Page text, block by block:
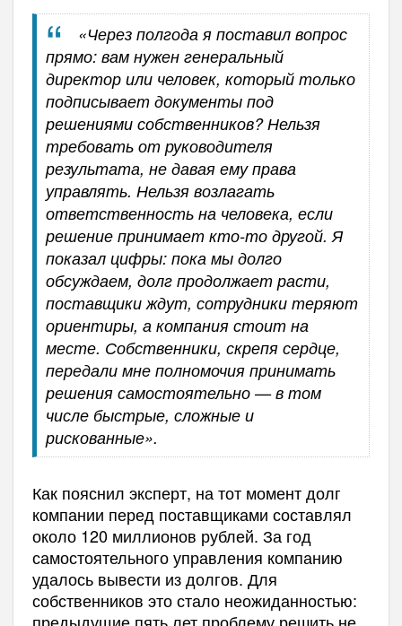
«Через полгода я поставил вопрос
прямо: вам нужен генеральный
директор или человек, который только
подписывает документы под
решениями собственников? Нельзя
требовать от руководителя
результата, не давая ему права
управлять. Нельзя возлагать
ответственность на человека, если
решение принимает кто-то другой. Я
показал цифры: пока мы долго
обсуждаем, долг продолжает расти,
поставщики ждут, сотрудники теряют
ориентиры, а компания стоит на
месте. Собственники, скрепя сердце,
передали мне полномочия принимать
решения самостоятельно — в том
числе быстрые, сложные и
рискованные».
Как пояснил эксперт, на тот момент долг
компании перед поставщиками составлял
около 120 миллионов рублей. За год
самостоятельного управления компанию
удалось вывести из долгов. Для
собственников это стало неожиданностью: